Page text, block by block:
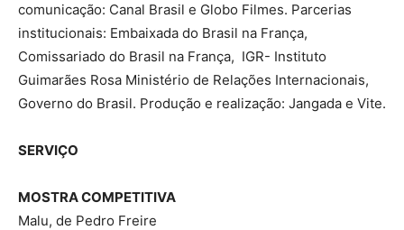
comunicação: Canal Brasil e Globo Filmes. Parcerias
institucionais: Embaixada do Brasil na França,
Comissariado do Brasil na França, IGR- Instituto
Guimarães Rosa Ministério de Relações Internacionais,
Governo do Brasil. Produção e realização: Jangada e Vite.
SERVIÇO
MOSTRA COMPETITIVA
Malu, de Pedro Freire